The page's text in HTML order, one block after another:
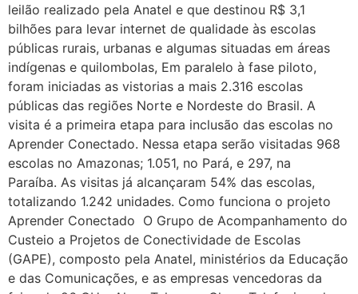
leilão realizado pela Anatel e que destinou R$ 3,1
bilhões para levar internet de qualidade às escolas
públicas rurais, urbanas e algumas situadas em áreas
indígenas e quilombolas, Em paralelo à fase piloto,
foram iniciadas as vistorias a mais 2.316 escolas
públicas das regiões Norte e Nordeste do Brasil. A
visita é a primeira etapa para inclusão das escolas no
Aprender Conectado. Nessa etapa serão visitadas 968
escolas no Amazonas; 1.051, no Pará, e 297, na
Paraíba. As visitas já alcançaram 54% das escolas,
totalizando 1.242 unidades. Como funciona o projeto
Aprender Conectado O Grupo de Acompanhamento do
Custeio a Projetos de Conectividade de Escolas
(GAPE), composto pela Anatel, ministérios da Educação
e das Comunicações, e as empresas vencedoras da